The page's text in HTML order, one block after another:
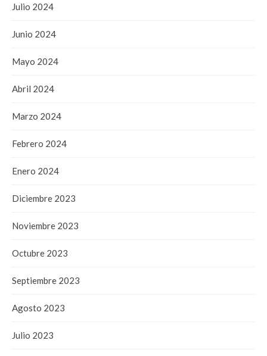
Julio 2024
Junio 2024
Mayo 2024
Abril 2024
Marzo 2024
Febrero 2024
Enero 2024
Diciembre 2023
Noviembre 2023
Octubre 2023
Septiembre 2023
Agosto 2023
Julio 2023